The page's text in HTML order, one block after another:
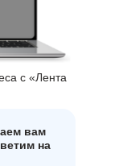
с «Лента
вам
на